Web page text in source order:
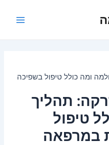
ומה כולל טיפול בשפיכה
תהליך
טיפול
במרפאה